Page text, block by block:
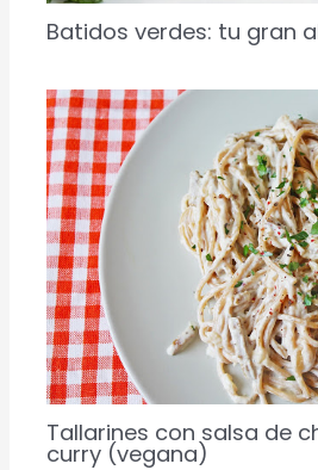
Batidos verdes: tu gran
Tallarines con salsa de
curry (vegana)